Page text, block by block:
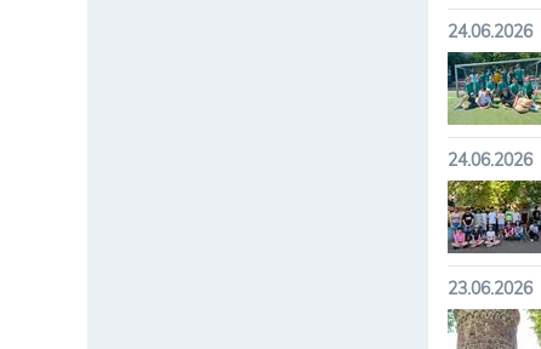
24.06.2026
24.06.2026
23.06.2026